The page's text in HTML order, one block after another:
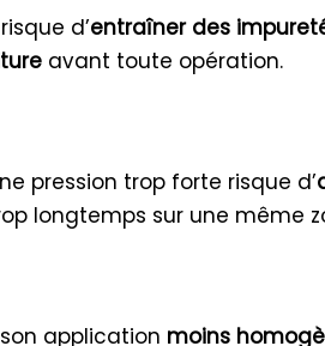
d’entraîner des
avant toute opération.
pression trop forte risque d’
longtemps sur une même
application moins